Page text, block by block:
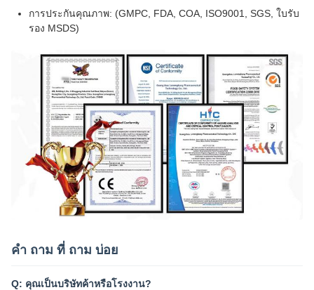
การประกันคุณภาพ: (GMPC, FDA, COA, ISO9001, SGS, ใบรับ
รอง MSDS)
คํา ถาม ที่ ถาม บ่อย
Q: คุณเป็นบริษัทค้าหรือโรงงาน?